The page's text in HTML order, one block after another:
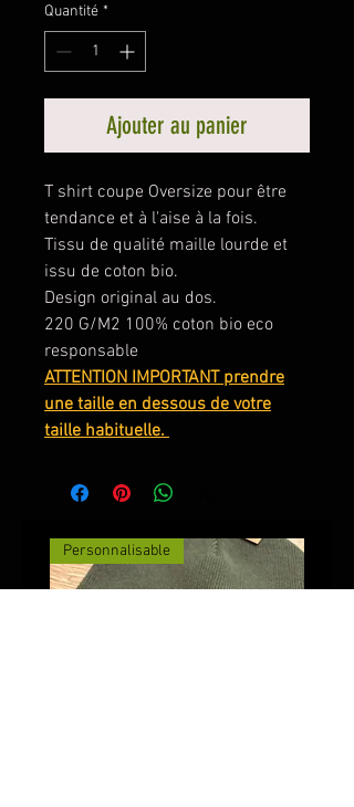
Quantité *
Ajouter au panier
T shirt coupe Oversize pour être
tendance et à l'aise à la fois.
Tissu de qualité maille lourde et
issu de coton bio.
Design original au dos.
220 G/M2 100% coton bio eco
responsable
ATTENTION IMPORTANT prendre
une taille en dessous de votre
taille habituelle.
Personnalisable